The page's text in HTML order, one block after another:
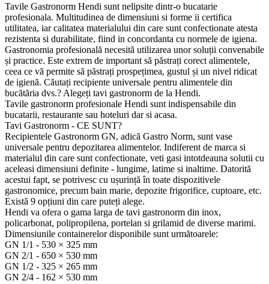
Tavile Gastronorm Hendi sunt nelipsite dintr-o bucatarie
profesionala. Multitudinea de dimensiuni si forme ii certifica
utilitatea, iar calitatea materialului din care sunt confectionate atesta
rezistenta si durabilitate, fiind in concordanta cu normele de igiena.
Gastronomia profesională necesită utilizarea unor soluții convenabile
și practice. Este extrem de important să păstrați corect alimentele,
ceea ce vă permite să păstrați prospețimea, gustul și un nivel ridicat
de igienă. Căutați recipiente universale pentru alimentele din
bucătăria dvs.? Alegeți tavi gastronorm de la Hendi.
Tavile gastronorm profesionale Hendi sunt indispensabile din
bucatarii, restaurante sau hoteluri dar si acasa.
Tavi Gastronorm - CE SUNT?
Recipientele Gastronorm GN, adică Gastro Norm, sunt vase
universale pentru depozitarea alimentelor. Indiferent de marca si
materialul din care sunt confectionate, veti gasi intotdeauna solutii cu
aceleasi dimensiuni definite - lungime, latime si inaltime. Datorită
acestui fapt, se potrivesc cu ușurință în toate dispozitivele
gastronomice, precum bain marie, depozite frigorifice, cuptoare, etc.
Există 9 opțiuni din care puteți alege.
Hendi va ofera o gama larga de tavi gastronorm din inox,
policarbonat, polipropilena, portelan si grilamid de diverse marimi.
Dimensiunile containerelor disponibile sunt următoarele:
GN 1/1 - 530 × 325 mm
GN 2/1 - 650 × 530 mm
GN 1/2 - 325 × 265 mm
GN 2/4 - 162 × 530 mm